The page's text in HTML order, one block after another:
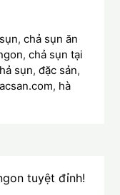
,chả sụn ăn
,chả sụn tại
sụn,đặc sản,
, hà
tuyệt đỉnh!